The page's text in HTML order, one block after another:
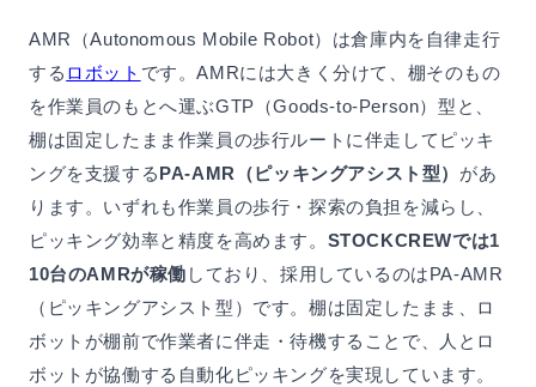
AMR（Autonomous Mobile Robot）は倉庫内を自律走行
する ロボット です。AMRには大きく分けて、棚そのもの
を作業員のもとへ運ぶGTP（Goods-to-Person）型と、
棚は固定したまま作業員の歩行ルートに伴走してピッキ
ングを支援するPA-AMR（ピッキングアシスト型） があ
ります。いずれも作業員の歩行・探索の負担を減らし、
ピッキング効率と精度を高めます。 STOCKCREWでは1
10台のAMRが稼働 しており、採用しているのはPA-AMR
（ピッキングアシスト型）です。棚は固定したまま、ロ
ボットが棚前で作業者に伴走・待機することで、人とロ
ボットが協働する自動化ピッキングを実現しています。